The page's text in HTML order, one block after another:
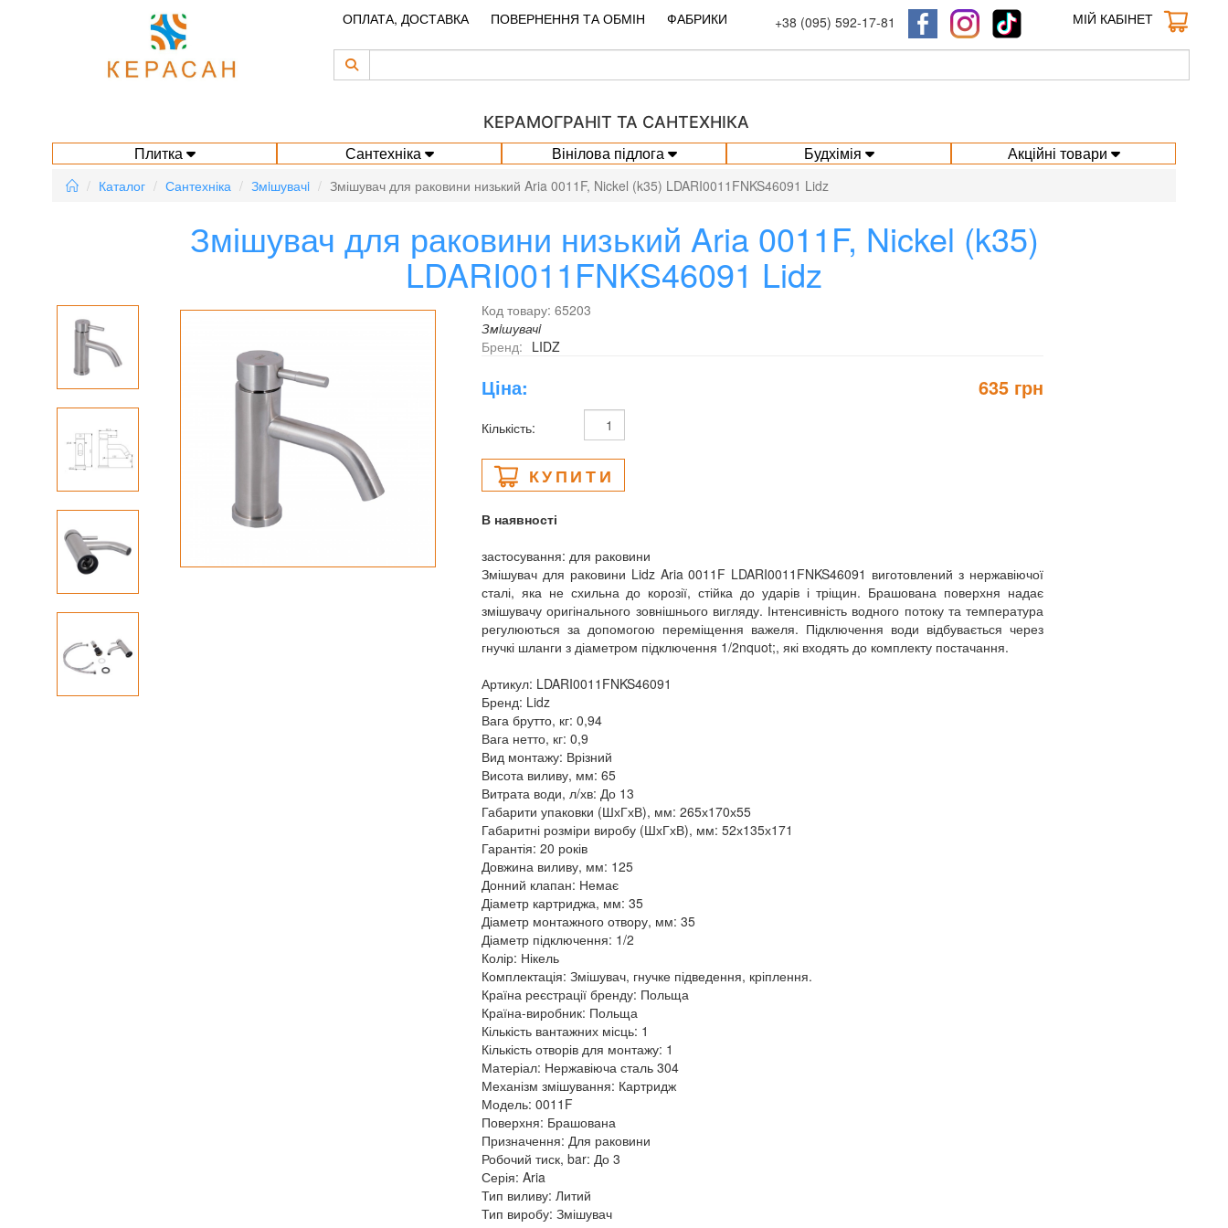
ОПЛАТА, ДОСТАВКА ПОВЕРНЕННЯ ТА ОБМІН ФАБРИКИ +38 (095) 592-17-81 МІЙ КАБІНЕТ
КЕРАМОГРАНІТ ТА САНТЕХНІКА
Плитка Сантехніка Вінілова підлога Будхімія Акційні товари
Каталог Сантехніка Змiшувачi Змішувач для раковини низький Aria 0011F, Nickel (k35) LDARI0011FNKS46091 Lidz
Змішувач для раковини низький Aria 0011F, Nickel (k35)
LDARI0011FNKS46091 Lidz
Код товару: 65203
Змiшувачi
Бренд: LIDZ
Ціна: 635 грн
Кількість:
КУПИТИ
В наявності
застосування: для раковини
Змішувач для раковини Lidz Aria 0011F LDARI0011FNKS46091 виготовлений з нержавіючої
сталі, яка не схильна до корозії, стійка до ударів і тріщин. Брашована поверхня надає
змішувачу оригінального зовнішнього вигляду. Інтенсивність водного потоку та температура
регулюються за допомогою переміщення важеля. Підключення води відбувається через
гнучкі шланги з діаметром підключення 1/2nquot;, які входять до комплекту постачання.
Артикул: LDARI0011FNKS46091
Бренд: Lidz
Вага брутто, кг: 0,94
Вага нетто, кг: 0,9
Вид монтажу: Врізний
Висота виливу, мм: 65
Витрата води, л/хв: До 13
Габарити упаковки (ШхГхВ), мм: 265х170х55
Габаритні розміри виробу (ШхГхВ), мм: 52х135х171
Гарантія: 20 років
Довжина виливу, мм: 125
Донний клапан: Немає
Діаметр картриджа, мм: 35
Діаметр монтажного отвору, мм: 35
Діаметр підключення: 1/2
Колір: Нікель
Комплектація: Змішувач, гнучке підведення, кріплення.
Країна реєстрації бренду: Польща
Країна-виробник: Польща
Кількість вантажних місць: 1
Кількість отворів для монтажу: 1
Матеріал: Нержавіюча сталь 304
Механізм змішування: Картридж
Модель: 0011F
Поверхня: Брашована
Призначення: Для раковини
Робочий тиск, bar: До 3
Серія: Aria
Тип виливу: Литий
Тип виробу: Змішувач